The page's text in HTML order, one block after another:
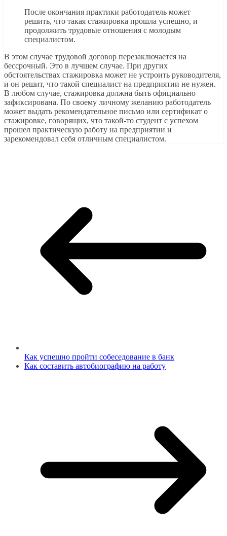
После окончания практики работодатель может
решить, что такая стажировка прошла успешно, и
продолжить трудовые отношения с молодым
специалистом.
В этом случае трудовой договор перезаключается на
бессрочный. Это в лучшем случае. При других
обстоятельствах стажировка может не устроить руководителя,
и он решит, что такой специалист на предприятии не нужен.
В любом случае, стажировка должна быть официально
зафиксирована. По своему личному желанию работодатель
может выдать рекомендательное письмо или сертификат о
стажировке, говорящих, что такой-то студент с успехом
прошел практическую работу на предприятии и
зарекомендовал себя отличным специалистом.
Как успешно пройти собеседование в банк
Как составить автобиографию на работу